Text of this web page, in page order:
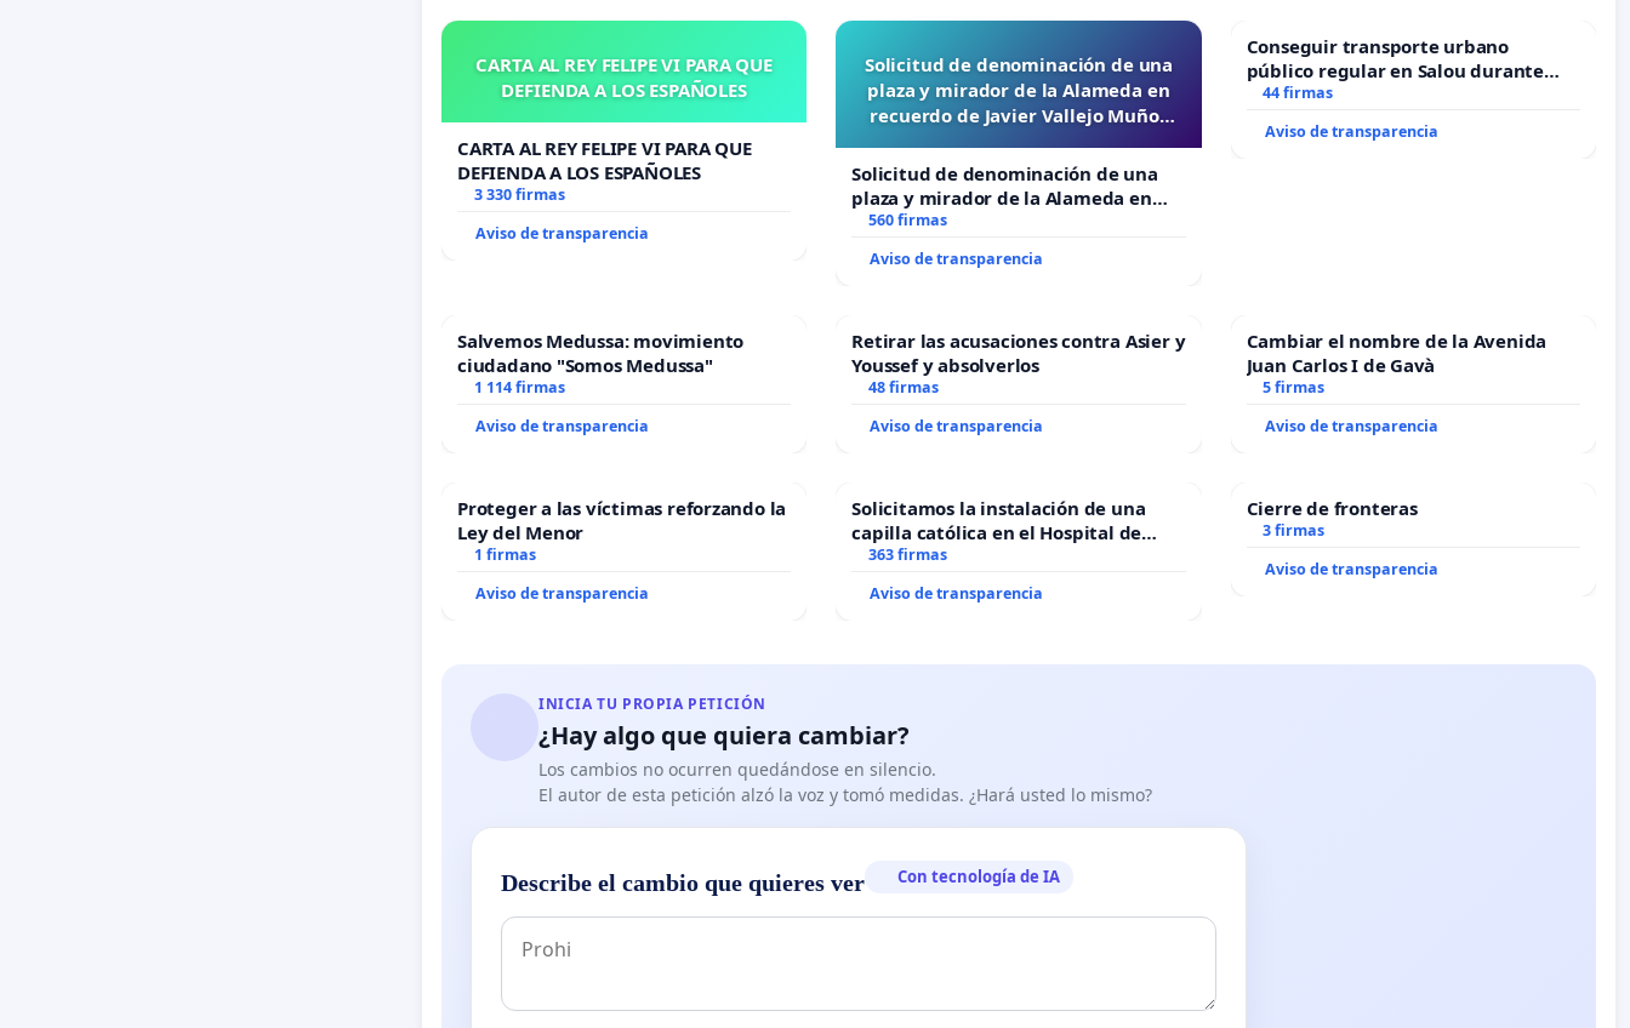
CARTA AL REY FELIPE VI PARA QUE
DEFIENDA A LOS ESPAÑOLES
CARTA AL REY FELIPE VI PARA QUE
DEFIENDA A LOS ESPAÑOLES
3 330 firmas
Aviso de transparencia
Solicitud de denominación de una
plaza y mirador de la Alameda en
recuerdo de Javier Vallejo Muñoz
Solicitud de denominación de una
plaza y mirador de la Alameda en
recuerdo de Javier Vallejo Muñoz
“Mazinger”
560 firmas
Aviso de transparencia
Conseguir transporte urbano
público regular en Salou durante
todo el año
44 firmas
Aviso de transparencia
Salvemos Medussa: movimiento
ciudadano "Somos Medussa"
1 114 firmas
Aviso de transparencia
Retirar las acusaciones contra Asier y
Youssef y absolverlos
48 firmas
Aviso de transparencia
Cambiar el nombre de la Avenida
Juan Carlos I de Gavà
5 firmas
Aviso de transparencia
Proteger a las víctimas reforzando la
Ley del Menor
1 firmas
Aviso de transparencia
Solicitamos la instalación de una
capilla católica en el Hospital de
Alcañiz
363 firmas
Aviso de transparencia
Cierre de fronteras
3 firmas
Aviso de transparencia
INICIA TU PROPIA PETICIÓN
¿Hay algo que quiera cambiar?
Los cambios no ocurren quedándose en silencio.
El autor de esta petición alzó la voz y tomó medidas. ¿Hará usted lo mismo?
Describe el cambio que quieres ver Con tecnología de IA